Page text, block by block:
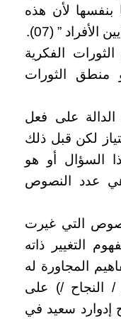
بنفسها لأن هذه
” (07).
الفكرية
منطق الثورات
على فعل
لكن قبل ذلك
السؤال أو هو
عدد النصوص
التي غيرت
التغيير ذاته
المجاورة له
/ النجاح /) على
إدوارد سعيد في